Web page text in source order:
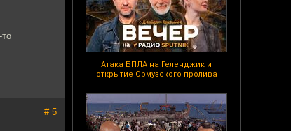
Атака БПЛА на Геленджик и
открытие Ормузского пролива
# 5